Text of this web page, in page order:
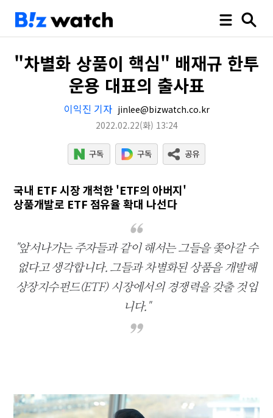
"차별화 상품이 핵심" 배재규 한투
운용 대표의 출사표
이익진 기자 jinlee@bizwatch.co.kr
2022.02.22(화) 13:24
국내 ETF 시장 개척한 'ETF의 아버지'
상품개발로 ETF 점유율 확대 나선다
"앞서나가는 주자들과 같이 해서는 그들을 쫓아갈 수
없다고 생각합니다. 그들과 차별화된 상품을 개발해
상장지수펀드(ETF) 시장에서의 경쟁력을 갖출 것입
니다."